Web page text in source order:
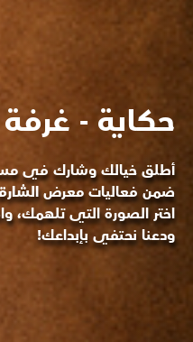
حكاية - غرفة
أطلق خيالك وشارك في
ضمن فعاليات معرض
اختر الصورة التي تلهمك،
ودعنا نحتفي بإبداعك!